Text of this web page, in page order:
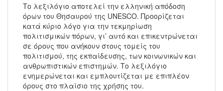
Το λεξιλόγιο αποτελεί την ελληνική απόδοση
όρων του Θησαυρού της UNESCO. Προορίζεται
κατά κύριο λόγο για την τεκμηρίωση
πολιτισμικών πόρων, γι’ αυτό και επικεντρώνεται
σε όρους που ανήκουν στους τομείς του
πολιτισμού, της εκπαίδευσης, των κοινωνικών και
ανθρωπιστικών επιστημών. Το λεξιλόγιο
ενημερώνεται και εμπλουτίζεται με επιπλέον
όρους στο πλαίσιο της χρήσης του.